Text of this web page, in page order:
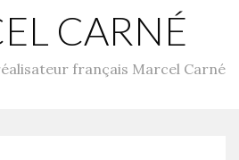
CARNÉ
français Marcel Carné